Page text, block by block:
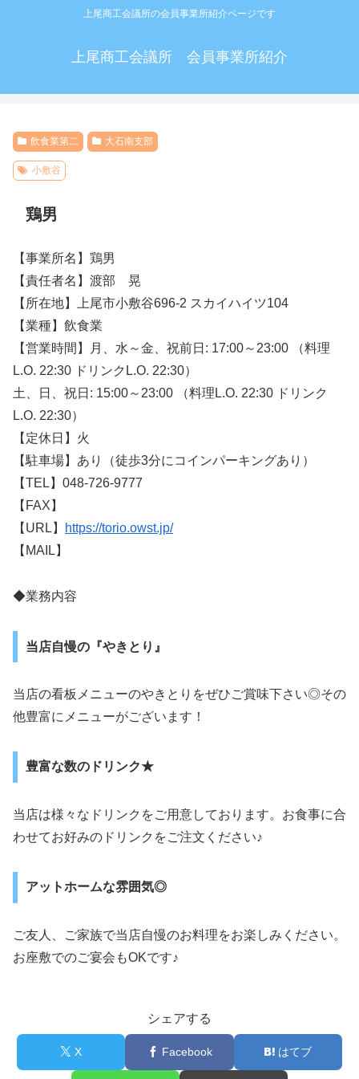
上尾商工会議所の会員事業所紹介ページです
上尾商工会議所 会員事業所紹介
飲食業第二 大石南支部
小敷谷
鶏男
【事業所名】鶏男
【責任者名】渡部 晃
【所在地】上尾市小敷谷696-2 スカイハイツ104
【業種】飲食業
【営業時間】月、水～金、祝前日: 17:00～23:00 （料理
L.O. 22:30 ドリンクL.O. 22:30）
土、日、祝日: 15:00～23:00 （料理L.O. 22:30 ドリンク
L.O. 22:30）
【定休日】火
【駐車場】あり（徒歩3分にコインパーキングあり）
【TEL】048-726-9777
【FAX】
【URL】
https://torio.owst.jp/
【MAIL】
◆業務内容
当店自慢の『やきとり』
当店の看板メニューのやきとりをぜひご賞味下さい◎その
他豊富にメニューがございます！
豊富な数のドリンク★
当店は様々なドリンクをご用意しております。お食事に合
わせてお好みのドリンクをご注文ください♪
アットホームな雰囲気◎
ご友人、ご家族で当店自慢のお料理をお楽しみください。
お座敷でのご宴会もOKです♪
シェアする
X Facebook はてブ